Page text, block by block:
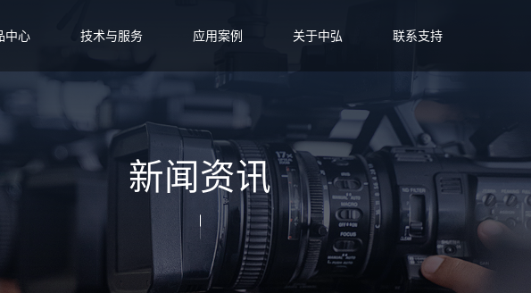
中心 技术与服务 应用案例 关于中弘 联系支持
新闻资讯